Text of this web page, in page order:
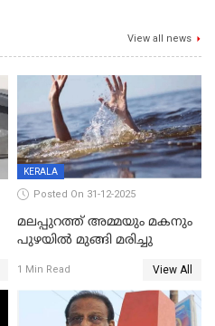
View all news
KERALA
Posted On 31-12-2025
മലപ്പുറത്ത് അമ്മയും മകനും
പുഴയിൽ മുങ്ങി മരിച്ചു
1 Min Read View All